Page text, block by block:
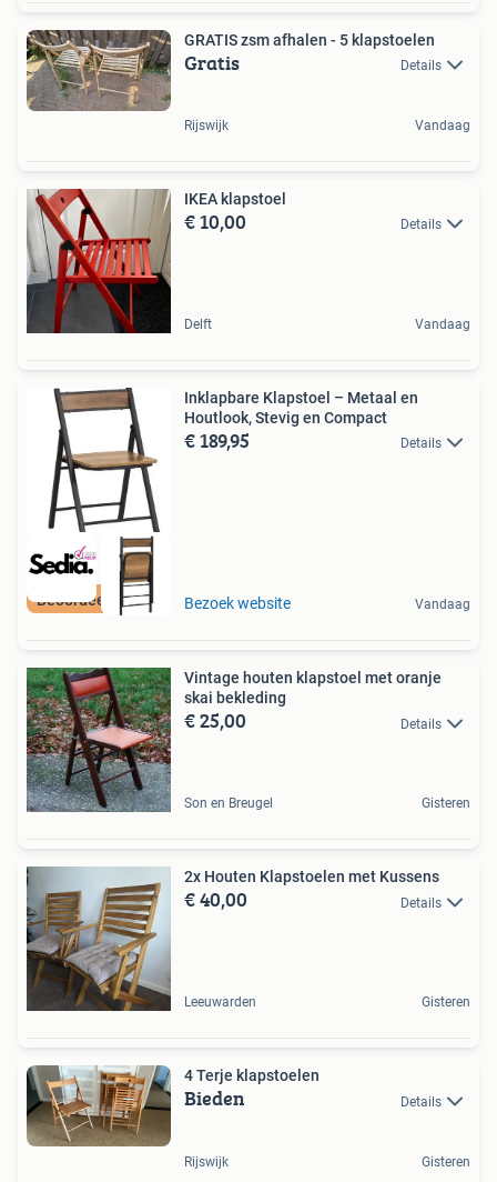
GRATIS zsm afhalen - 5 klapstoelen
Gratis Details
Rijswijk Vandaag
IKEA klapstoel
€ 10,00 Details
Delft Vandaag
Beoordeeld met 9+
Inklapbare Klapstoel – Metaal en
Houtlook, Stevig en Compact
€ 189,95 Details
Bezoek website Vandaag
Vintage houten klapstoel met oranje
skai bekleding
€ 25,00 Details
Son en Breugel Gisteren
2x Houten Klapstoelen met Kussens
€ 40,00 Details
Leeuwarden Gisteren
4 Terje klapstoelen
Bieden Details
Rijswijk Gisteren